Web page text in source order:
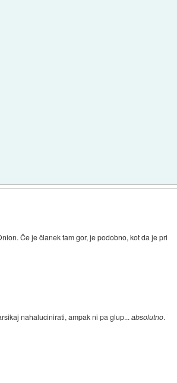
Če je članek tam gor, je podobno, kot da je pri
nahalucinirati, ampak ni pa glup...absolutno.